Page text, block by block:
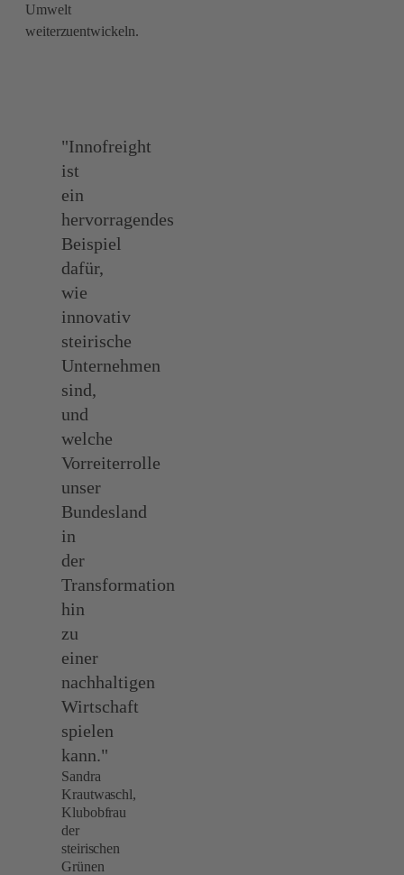
Umwelt
weiterzuentwickeln.
"Innofreight
ist
ein
hervorragendes
Beispiel
dafür,
wie
innovativ
steirische
Unternehmen
sind,
und
welche
Vorreiterrolle
unser
Bundesland
in
der
Transformation
hin
zu
einer
nachhaltigen
Wirtschaft
spielen
kann."
Sandra
Krautwaschl,
Klubobfrau
der
steirischen
Grünen